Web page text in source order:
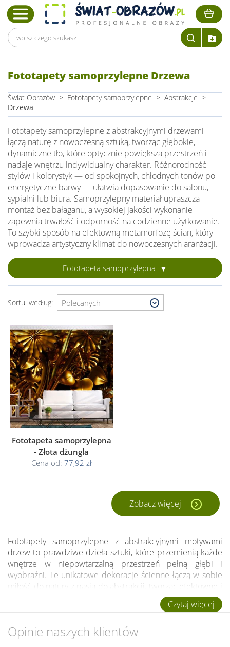
Fototapety samoprzylepne Drzewa
Świat Obrazów > Fototapety samoprzylepne > Abstrakcje >
Drzewa
Fototapety samoprzylepne z abstrakcyjnymi drzewami
łączą naturę z nowoczesną sztuką, tworząc głębokie,
dynamiczne tło, które optycznie powiększa przestrzeń i
nadaje wnętrzu indywidualny charakter. Różnorodność
stylów i kolorystyk — od spokojnych, chłodnych tonów po
energetyczne barwy — ułatwia dopasowanie do salonu,
sypialni lub biura. Samoprzylepny materiał upraszcza
montaż bez bałaganu, a wysokiej jakości wykonanie
zapewnia trwałość i odporność na codzienne użytkowanie.
To szybki sposób na efektowną metamorfozę ścian, który
wprowadza artystyczny klimat do nowoczesnych aranżacji.
Fototapeta samoprzylepna
Sortuj według:
Fototapeta samoprzylepna
- Złota dżungla
Cena od: 77,92 zł
Zobacz więcej
Fototapety samoprzylepne z abstrakcyjnymi motywami
drzew to prawdziwe dzieła sztuki, które przemienią każde
wnętrze w niepowtarzalną przestrzeń pełną głębi i
wyobraźni. Te unikatowe dekoracje ścienne łączą w sobie
miłość do natury z pasją do abstrakcji, tworząc efektowne i
są wyjątkowe?
Czytaj więcej
Opinie naszych klientów